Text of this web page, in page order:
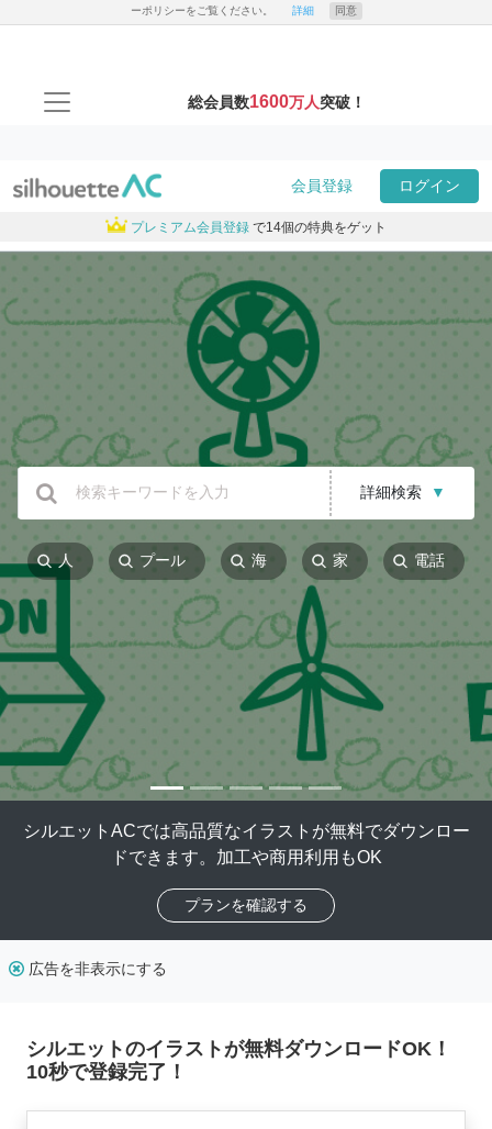
ーポリシーをご覧ください。 詳細 同意
総会員数1600万人突破！
会員登録 ログイン
プレミアム会員登録 で14個の特典をゲット
詳細検索 ▼
人 プール 海 家 電話
シルエットACでは高品質なイラストが無料でダウンロー
ドできます。加工や商用利用もOK
プランを確認する
広告を非表示にする
シルエットのイラストが無料ダウンロードOK！
10秒で登録完了！